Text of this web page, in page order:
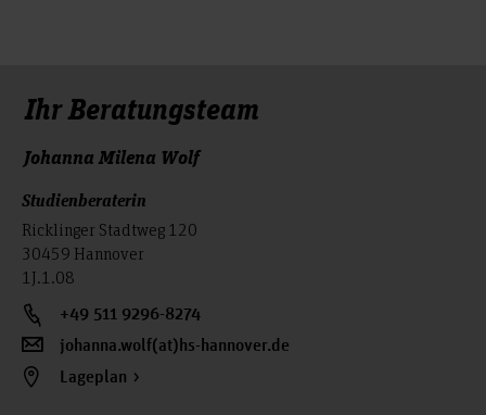
Szenografie – Kostüm – Experimentelle Gestaltung
technischen Bereich nachzuweisen. Grundsätzlich ist das
Möglichkeit das auf Antrag und aus wichtigem Grund eine
Zulassung mit der Auflage erfolgen kann, dass das Praktikum
bis zum Beginn des zweiten Fachsemesters nachgeholt wird.
Weitere
Ihr Beratungsteam
Johanna Milena Wolf
Studienberaterin
Ricklinger Stadtweg 120
30459 Hannover
1J.1.08
+49 511 9296-8274
johanna.wolf(at)hs-hannover.de
Lageplan